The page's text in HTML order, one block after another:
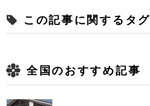
この記事に関するタグ
全国のおすすめ記事